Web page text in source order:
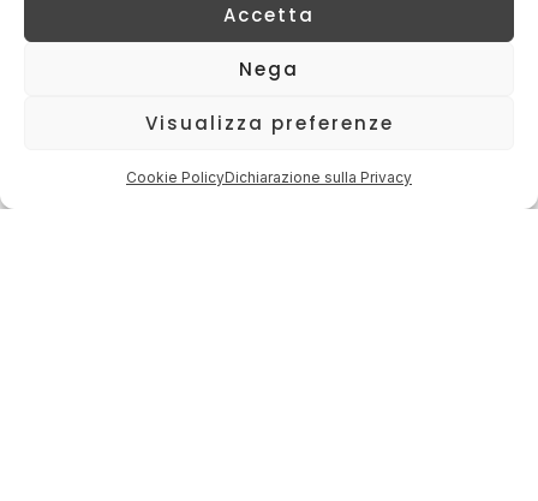
Accetta
Nega
Visualizza preferenze
Cookie PolicyDichiarazione sulla Privacy